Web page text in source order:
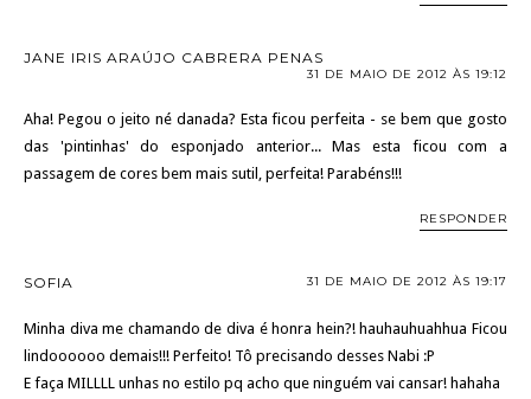
JANE IRIS ARAÚJO CABRERA PENAS
31 DE MAIO DE 2012 ÀS 19:12
Aha! Pegou o jeito né danada? Esta ficou perfeita - se bem que gosto
das 'pintinhas' do esponjado anterior... Mas esta ficou com a
passagem de cores bem mais sutil, perfeita! Parabéns!!!
RESPONDER
SOFIA 31 DE MAIO DE 2012 ÀS 19:17
Minha diva me chamando de diva é honra hein?! hauhauhuahhua Ficou
lindoooooo demais!!! Perfeito! Tô precisando desses Nabi :P
E faça MILLLL unhas no estilo pq acho que ninguém vai cansar! hahaha